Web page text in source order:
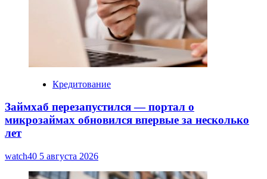
Кредитование
Займхаб перезапустился — портал о
микрозаймах обновился впервые за несколько
лет
watch40 5 августа 2026